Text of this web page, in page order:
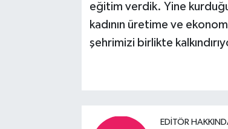
eğitim verdik. Yine
kadının üretime ve
şehrimizi birlikte
EDITÖR